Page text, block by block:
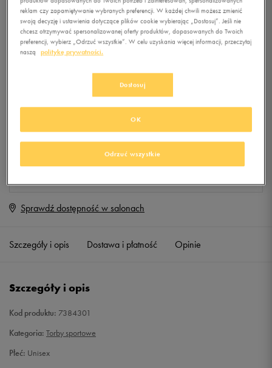
REPORTER
0.0( 0)
99,99 złz Vat
Produkt niedostępny
Jeśli artykuł będzie ponownie dostępny, otrzymasz od nas powiadomienie.
ONE SIZE Powiadom o dostępności
Sprawdź dostępność w salonach
Szczegóły i opis Dostawa i płatność Opinie
Szczegóły i opis
Kod produktu: 7384301
Kategoria: Torby sportowe
Płeć: Unisex
reklam czy zapamiętywanie wybranych preferencji. W każdej chwili możesz zmienić
swoją decyzję i ustawienia dotyczące plików cookie wybierając „Dostosuj”. Jeśli nie
chcesz otrzymywać spersonalizowanej oferty produktów, dopasowanych do Twoich
preferencji, wybierz „Odrzuć wszystkie”. W celu uzyskania więcej informacji, przeczytaj
naszą
politykę prywatności.
Dostosuj
Odrzuć wszystkie
OK